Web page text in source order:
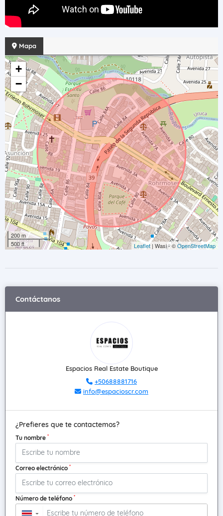
Mapa
+
−
200 m
500 ft
Leaflet | Wasi - ©OpenStreetMap
Contáctanos
Espacios Real Estate Boutique
+50688881716
info@espacioscr.com
¿Prefieres que te contactemos?
Tu nombre *
Correo electrónico *
Número de teléfono *
▼